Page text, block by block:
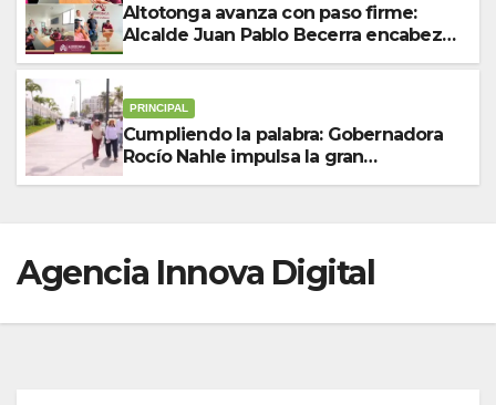
Altotonga avanza con paso firme:
Alcalde Juan Pablo Becerra encabeza
PRINCIPAL
Cumpliendo la palabra: Gobernadora
Rocío Nahle impulsa la gran
Agencia Innova Digital